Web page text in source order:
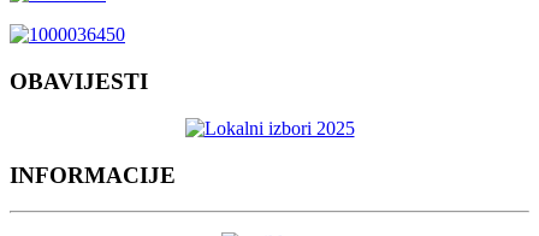
OBAVIJESTI
INFORMACIJE